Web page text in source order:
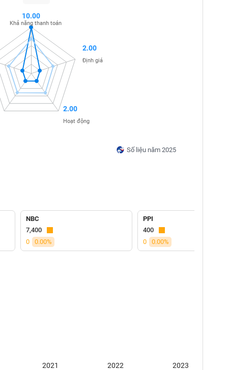
Số liệu năm 2025
10.00
Khả năng thanh toán
2.00
Định giá
2.00
Hoạt động
NBC
7,400
0
0.00%
PPI
400
0
0.00%
2021 2022 2023